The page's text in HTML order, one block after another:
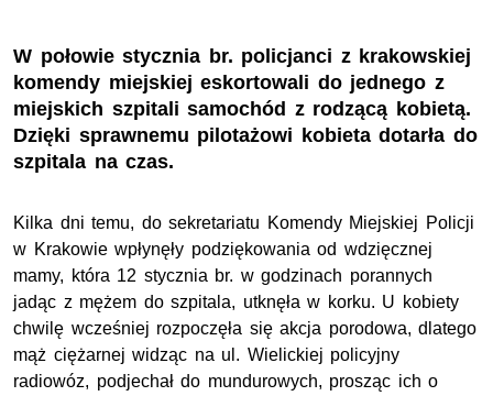
W połowie stycznia br. policjanci z krakowskiej
komendy miejskiej eskortowali do jednego z
miejskich szpitali samochód z rodzącą kobietą.
Dzięki sprawnemu pilotażowi kobieta dotarła do
szpitala na czas.
Kilka dni temu, do sekretariatu Komendy Miejskiej Policji
w Krakowie wpłynęły podziękowania od wdzięcznej
mamy, która 12 stycznia br. w godzinach porannych
jadąc z mężem do szpitala, utknęła w korku. U kobiety
chwilę wcześniej rozpoczęła się akcja porodowa, dlatego
mąż ciężarnej widząc na ul. Wielickiej policyjny
radiowóz, podjechał do mundurowych, prosząc ich o